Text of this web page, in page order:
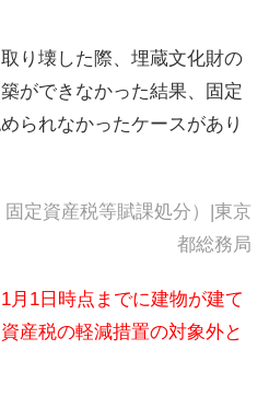
り壊した際、埋蔵文化財の
ができなかった結果、固定
られなかったケースがあり
固定資産税等賦課処分）|東京
都総務局
月1日時点までに建物が建て
産税の軽減措置の対象外と